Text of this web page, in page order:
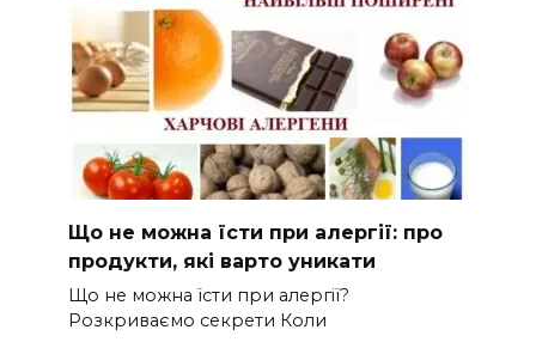
Що не можна їсти при алергії: про
продукти, які варто уникати
Що не можна їсти при алергії?
Розкриваємо секрети Коли